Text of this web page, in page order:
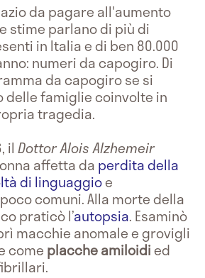
da pagare all'aumento
stime parlano di più di
in Italia e di ben 80.000
numeri da capogiro. Di
da capogiro se si
delle famiglie coinvolte in
tragedia.
il Dottor Alois Alzhemeir
affetta da perdita della
di linguaggioe
comuni. Alla morte della
praticò l’autopsia. Esaminò
macchie anomale e grovigli
come placche amiloidied